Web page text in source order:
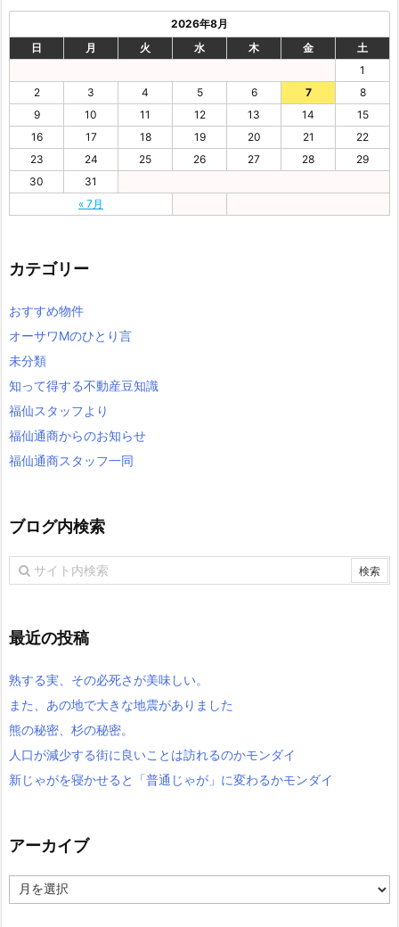
2026年8月
日
月 火 水 木 金 土
« 7月
1
2
3 4 5 6 7
8
9
10 11 12 13 14
15
16
17 18 19 20 21
22
23
24 25 26 27 28
29
30
31
カテゴリー
おすすめ物件
オーサワMのひとり言
未分類
知って得する不動産豆知識
福仙スタッフより
福仙通商からのお知らせ
福仙通商スタッフ一同
ブログ内検索
最近の投稿
熟する実、その必死さが美味しい。
また、あの地で大きな地震がありました
熊の秘密、杉の秘密。
人口が減少する街に良いことは訪れるのかモンダイ
新じゃがを寝かせると「普通じゃが」に変わるかモンダイ
アーカイブ
ー